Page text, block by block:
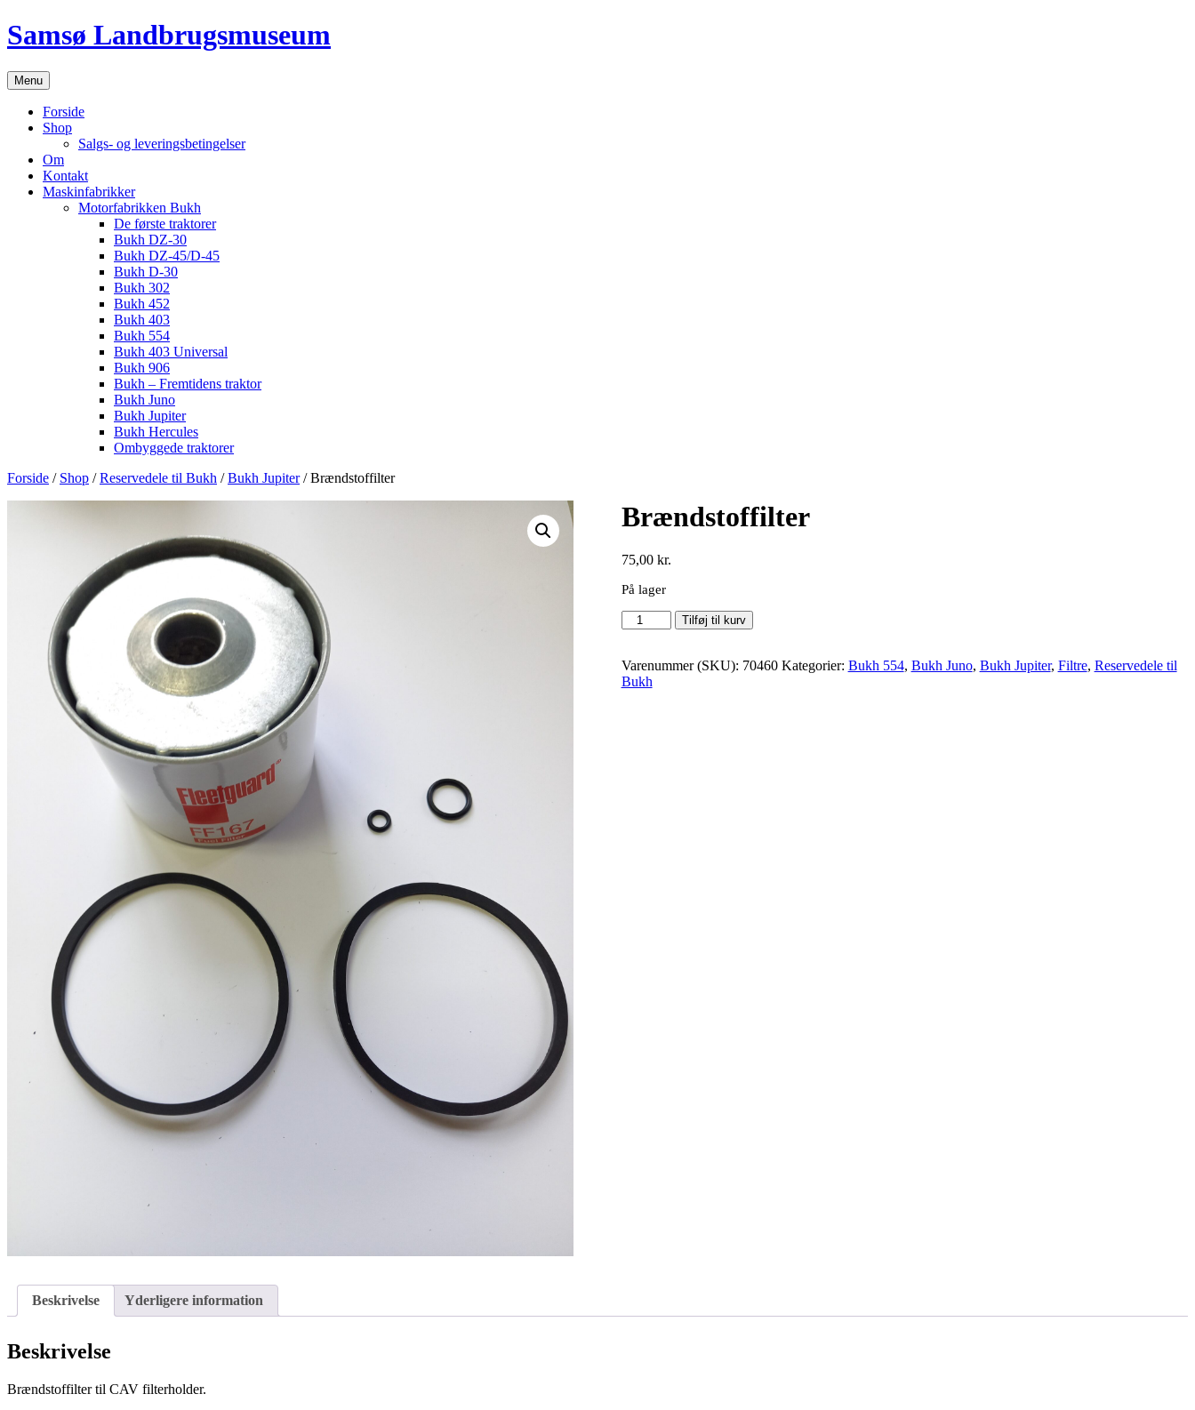
Hop
til
Samsø Landbrugsmuseum
Menu
Forside
Shop
Salgs- og leveringsbetingelser
Om
Kontakt
Maskinfabrikker
Motorfabrikken Bukh
De første traktorer
Bukh DZ-30
Bukh DZ-45/D-45
Bukh D-30
Bukh 302
Bukh 452
Bukh 403
Bukh 554
Bukh 403 Universal
Bukh 906
Bukh – Fremtidens traktor
Bukh Juno
Bukh Jupiter
Bukh Hercules
Ombyggede traktorer
Forside / Shop /Reservedele til Bukh /Bukh Jupiter/ Brændstoffilter
Brændstoffilter
75,00 kr.
På lager
Brændstoffilter
antal
Tilføj til kurv
Varenummer (SKU): 70460 Kategorier: Bukh 554, Bukh Juno, Bukh Jupiter, Filtre, Reservedele til
Bukh
Beskrivelse Yderligere information
Beskrivelse
Brændstoffilter til CAV filterholder.